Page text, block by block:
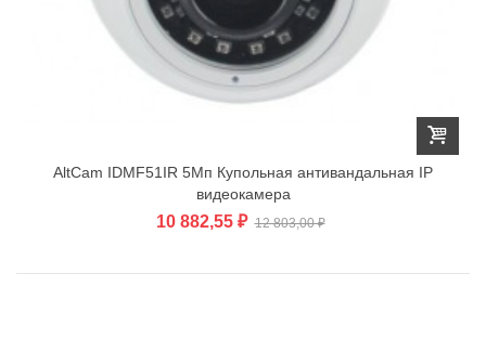
AltCam IDMF51IR 5Мп Купольная антивандальная IP
видеокамера
10 882,55 ₽ 12 803,00 ₽